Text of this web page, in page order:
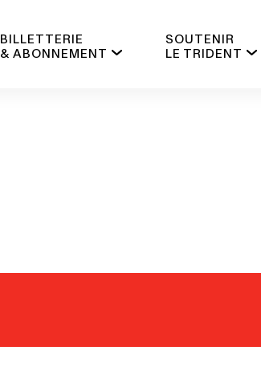
BILLETTERIE
& ABONNEMENT
SOUTENIR
LE TRIDENT